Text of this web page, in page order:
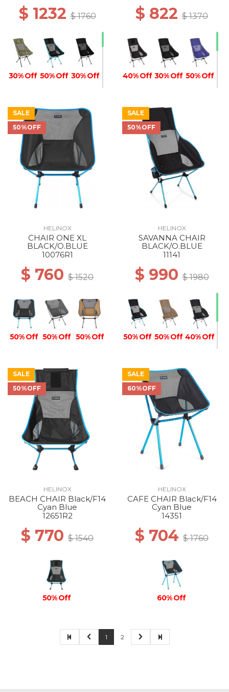
$ 1232$ 1760
30% Off 50% Off 30% Off
30% Off 30% Off 40% Off
40% Off 50% Off 50% Off
50% Off
$ 822 $ 1370
40% Off 30% Off 50% Off
40% Off 50% Off
50% Off
SALE
50%OFF
HELINOX
CHAIR ONE XL
BLACK/O.BLUE
10076R1
$ 760 $ 1520
50% Off 50% Off 50% Off
SALE
50%OFF
HELINOX
SAVANNA CHAIR
BLACK/O.BLUE
11141
$ 990$ 1980
50% Off 50% Off 40% Off
40% Off
SALE
50%OFF
HELINOX
BEACH CHAIR Black/F14
Cyan Blue
12651R2
$ 770 $ 1540
50% Off
SALE
60%OFF
HELINOX
CAFE CHAIR Black/F14
Cyan Blue
14351
$ 704 $ 1760
60% Off
1 2